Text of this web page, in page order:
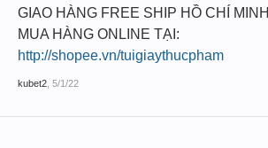
GIAO HÀNG FREE SHIP HỒ CHÍ
MUA HÀNG ONLINE TẠI:
http://shopee.vn/tuigiaythucpham
kubet2 5/1/22